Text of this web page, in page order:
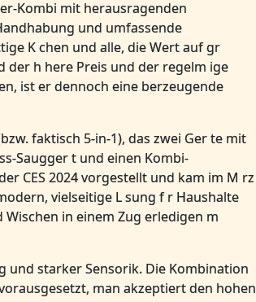
Kombi mit herausragenden
und umfassende
K chen und alle, die Wert auf gr
der h here Preis und der regelm ige
ist er dennoch eine berzeugende
faktisch 5-in-1), das zwei Ger te mit
Saugger t und einen Kombi-
CES 2024 vorgestellt und kam im M rz
vielseitige L sung f r Haushalte
in einem Zug erledigen m
und starker Sensorik. Die Kombination
man akzeptiert den hohen